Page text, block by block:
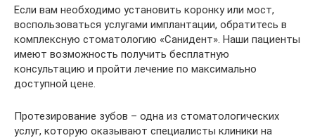
Если вам необходимо установить коронку или мост,
воспользоваться услугами имплантации, обратитесь в
комплексную стоматологию «Санидент». Наши пациенты
имеют возможность получить бесплатную
консультацию и пройти лечение по максимально
доступной цене.
Протезирование зубов – одна из стоматологических
услуг, которую оказывают специалисты клиники на